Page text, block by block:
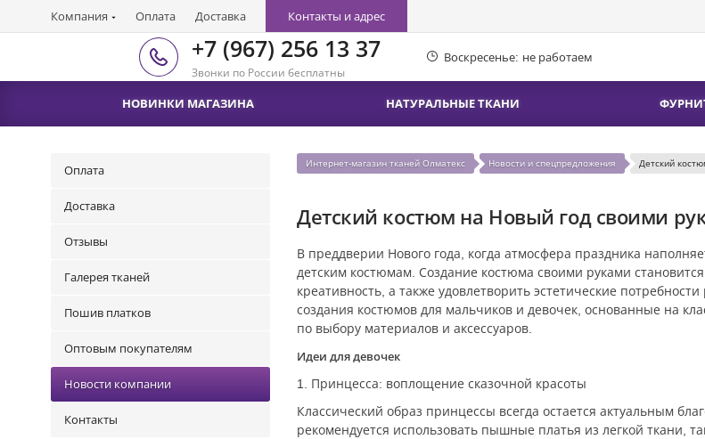
Компания Оплата Доставка Контакты и адрес
+7 (967) 256 13 37
Звонки по России бесплатны
Воскресенье: не работаем
НОВИНКИ МАГАЗИНА НАТУРАЛЬНЫЕ ТКАНИ
Оплата
Доставка
Отзывы
Галерея тканей
Пошив платков
Оптовым покупателям
Новости компании
Контакты
Интернет-магазин тканей Олматекс Новости и спецпредложения Детский
Детский костюм на Новый год своими
В преддверии Нового года, когда атмосфера праздника
детским костюмам. Создание костюма своими руками
креативность, а также удовлетворить эстетические
создания костюмов для мальчиков и девочек, основанные на
по выбору материалов и аксессуаров.
Идеи для девочек
1. Принцесса: воплощение сказочной красоты
Классический образ принцессы всегда остается актуальным
рекомендуется использовать пышные платья из легкой ткани,